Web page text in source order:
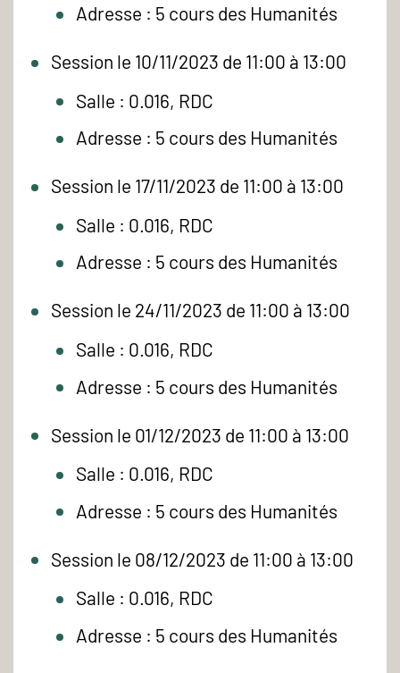
Adresse : 5 cours des Humanités
Session le 10/11/2023 de 11:00 à 13:00
Salle : 0.016, RDC
Adresse : 5 cours des Humanités
Session le 17/11/2023 de 11:00 à 13:00
Salle : 0.016, RDC
Adresse : 5 cours des Humanités
Session le 24/11/2023 de 11:00 à 13:00
Salle : 0.016, RDC
Adresse : 5 cours des Humanités
Session le 01/12/2023 de 11:00 à 13:00
Salle : 0.016, RDC
Adresse : 5 cours des Humanités
Session le 08/12/2023 de 11:00 à 13:00
Salle : 0.016, RDC
Adresse : 5 cours des Humanités